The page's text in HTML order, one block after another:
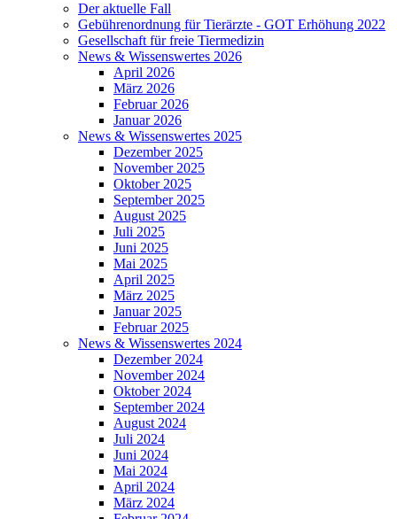
Der aktuelle Fall
Gebührenordnung für Tierärzte - GOT Erhöhung 2022
Gesellschaft für freie Tiermedizin
News & Wissenswertes 2026
April 2026
März 2026
Februar 2026
Januar 2026
News & Wissenswertes 2025
Dezember 2025
November 2025
Oktober 2025
September 2025
August 2025
Juli 2025
Juni 2025
Mai 2025
April 2025
März 2025
Januar 2025
Februar 2025
News & Wissenswertes 2024
Dezember 2024
November 2024
Oktober 2024
September 2024
August 2024
Juli 2024
Juni 2024
Mai 2024
April 2024
März 2024